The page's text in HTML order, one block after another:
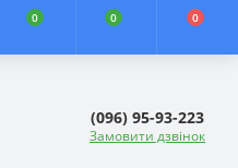
0 0 0
(096) 95-93-223
Замовити дзвінок